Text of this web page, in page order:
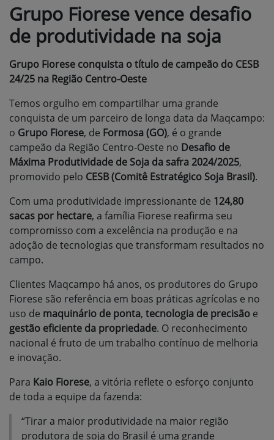
Grupo Fiorese vence desafio
de produtividade na soja
Grupo Fiorese conquista o título de campeão do CESB
24/25 na Região Centro-Oeste
Temos orgulho em compartilhar uma grande
conquista de um parceiro de longa data da Maqcampo:
o Grupo Fiorese, de Formosa (GO), é o grande
campeão da Região Centro-Oeste no Desafio de
Máxima Produtividade de Soja da safra 2024/2025,
promovido pelo CESB (Comitê Estratégico Soja Brasil).
Com uma produtividade impressionante de 124,80
sacas por hectare, a família Fiorese reafirma seu
compromisso com a excelência na produção e na
adoção de tecnologias que transformam resultados no
campo.
Clientes Maqcampo há anos, os produtores do Grupo
Fiorese são referência em boas práticas agrícolas e no
uso de maquinário de ponta, tecnologia de precisão e
gestão eficiente da propriedade. O reconhecimento
nacional é fruto de um trabalho contínuo de melhoria
e inovação.
Para Kaio Fiorese, a vitória reflete o esforço conjunto
de toda a equipe da fazenda:
“Tirar a maior produtividade na maior região
produtora de soja do Brasil é uma grande